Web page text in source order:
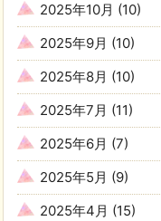
2025年10月 (10)
2025年9月 (10)
2025年8月 (10)
2025年7月 (11)
2025年6月 (7)
2025年5月 (9)
2025年4月 (15)